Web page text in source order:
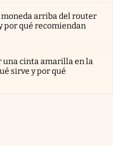
arriba del router
por qué recomiendan
una cinta amarilla en la
sirve y por qué